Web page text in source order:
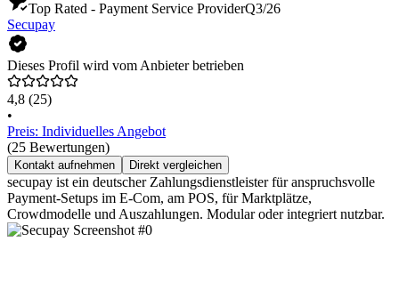
Top Rated - Payment Service ProviderQ3/26
Secupay
Dieses Profil wird vom Anbieter betrieben
4,8 (25)
•
Preis: Individuelles Angebot
(25 Bewertungen)
Kontakt aufnehmen Direkt vergleichen
secupay ist ein deutscher Zahlungsdienstleister für anspruchsvolle
Payment-Setups im E-Com, am POS, für Marktplätze,
Crowdmodelle und Auszahlungen. Modular oder integriert nutzbar.